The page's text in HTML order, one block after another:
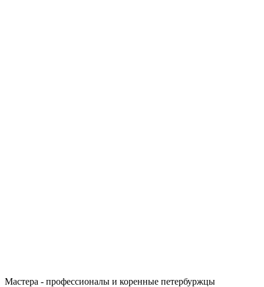
Мастера - профессионалы и коренные петербуржцы